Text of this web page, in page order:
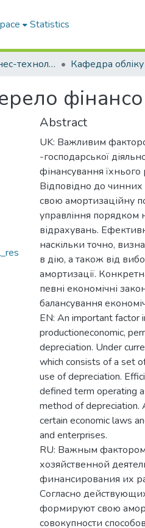
Statistics
Факультет бізнес-технологій та економіки
Abstract
UK: Важливим
-господарської
фінансування їхнього
Відповідно до
свою амортизаційну
управління порядком
відрахувань.
наскільки точно,
в дію, а також від
амортизації.
певні економічні
балансування
EN: An important factor
productioneconomic,
depreciation. Under
which consists of a set
use of depreciation.
defined term operating
method of
certain economic laws
and enterprises.
RU: Важным
хозяйственной
финансирования их
Согласно
формируют свою
совокупности